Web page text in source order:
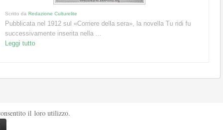
Scritto daRedazione Culturelite
Pubblicata nel 1912 sul «Corriere della sera», la novella Tu ridi fu
successivamente inserita nella ...
Leggi tutto
il loro utilizzo.